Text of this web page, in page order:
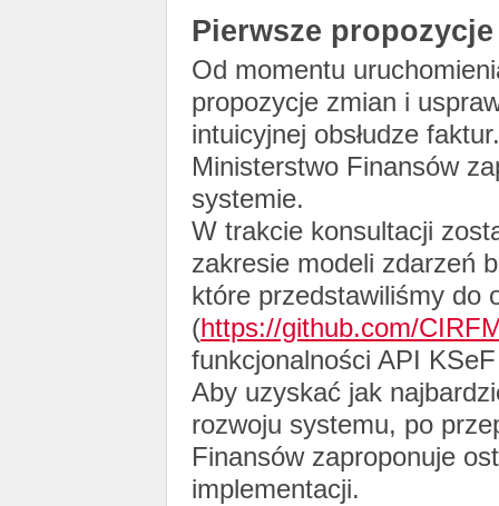
Pierwsze
Od momentu
propozycje zmian i
intuicyjnej obsłudze
Ministerstwo Finansów
systemie.
W trakcie konsultacji
zakresie modeli zdarzeń
które przedstawiliśmy do
(https://github.com/
funkcjonalności API
Aby uzyskać jak
rozwoju systemu, po
Finansów zaproponuje
implementacji.